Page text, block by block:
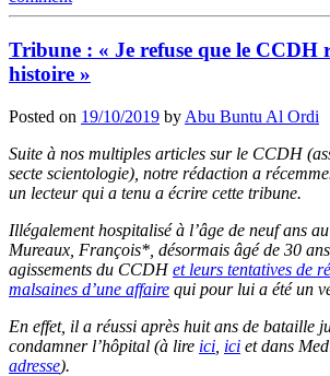
Tribune : « Je refuse que le CCDH
histoire »
Posted on 19/10/2019 by Abu Buntu Al Ordi
Suite à nos multiples articles sur le CCDH
secte scientologie), notre rédaction a
un lecteur qui a tenu a écrire cette tribune.
Illégalement hospitalisé à l’âge de neuf ans
Mureaux, François*, désormais âgé de 30
agissements du CCDHet leurs tentatives de
malsaines d’une affaire qui pour lui a été un
En effet, il a réussi après huit ans de bataille
condamner l’hôpital (à lire ici ici et dans
adresse).